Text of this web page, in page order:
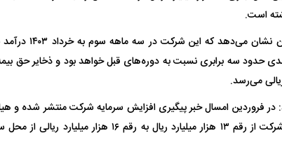
است.
در فروردین امسال خبر پیگیری افزایش سرمایه شرکت منتشر شده و
که افزایش سرمایه شرکت از رقم ۱۳ هزار میلیارد
منتفی شد؛
انتخاب تیم جدید
ابهام بزرگ درباره قرارداد یاسر آسانی؛
اولین چالش حقوقی استقلال
پیش از